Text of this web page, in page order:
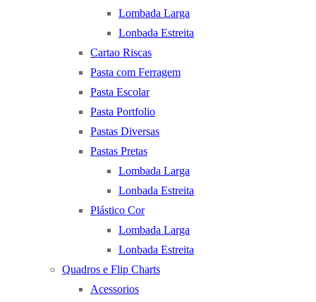
Lombada Larga
Lonbada Estreita
Cartao Riscas
Pasta com Ferragem
Pasta Escolar
Pasta Portfolio
Pastas Diversas
Pastas Pretas
Lombada Larga
Lonbada Estreita
Plástico Cor
Lombada Larga
Lonbada Estreita
Quadros e Flip Charts
Acessorios